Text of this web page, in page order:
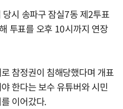
시 송파구 잠실7동 제2투표
투표를 오후 10시까지 연장
참정권이 침해당했다며 개표
한다는 보수 유튜버와 시민
이어갔다.